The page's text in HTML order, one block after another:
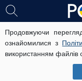
Продовжуючи
ознайомилися з
використанням файлів
Прогноз
липня в
попередили
Прогноз